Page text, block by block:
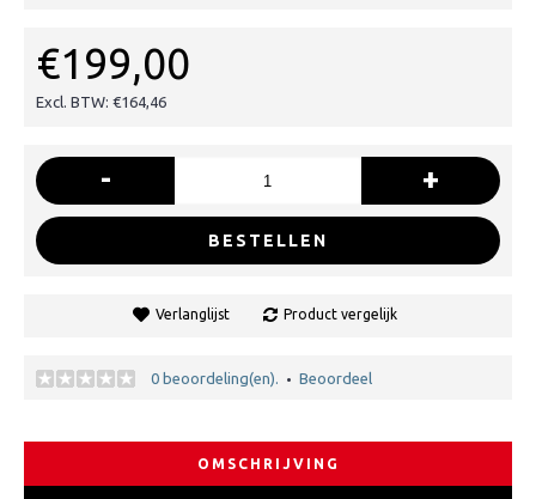
€199,00
Excl. BTW: €164,46
- +
BESTELLEN
Verlanglijst Product vergelijk
0 beoordeling(en). • Beoordeel
OMSCHRIJVING